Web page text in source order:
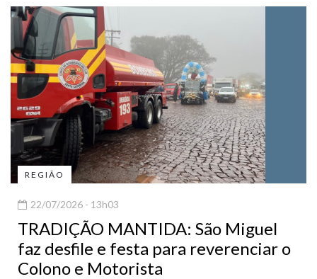
REGIÃO
22/07/2026 - 13h03
TRADIÇÃO MANTIDA: São Miguel
faz desfile e festa para reverenciar o
Colono e Motorista